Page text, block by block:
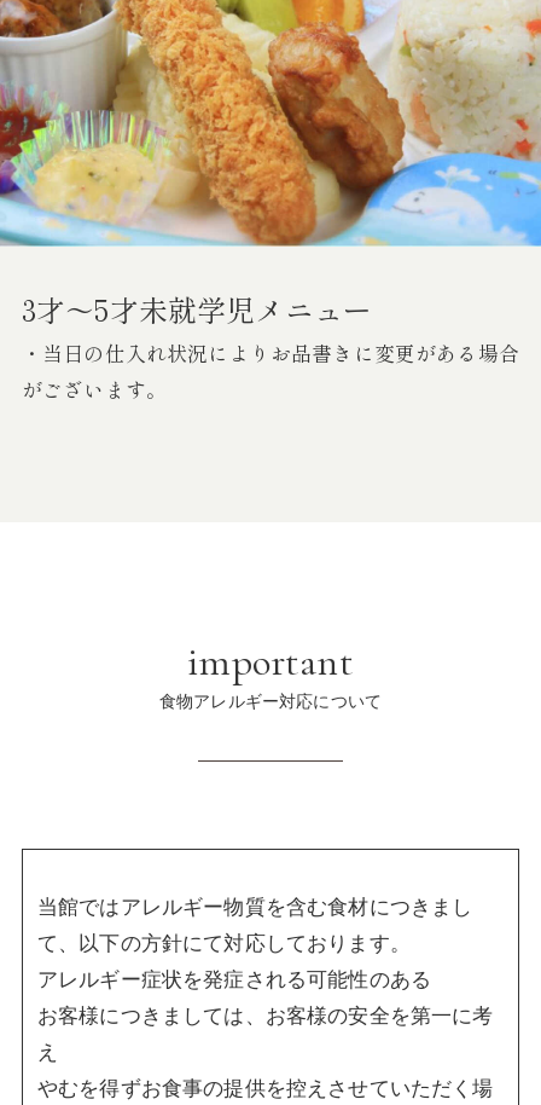
3才～5才未就学児メニュー
・当日の仕入れ状況によりお品書きに変更がある場合
がございます。
important
食物アレルギー対応について
当館ではアレルギー物質を含む食材につきまし
て、以下の方針にて対応しております。
アレルギー症状を発症される可能性のある
お客様につきましては、 お客様の安全を第一に考
え
やむを得ずお食事の提供を控えさせていただく場